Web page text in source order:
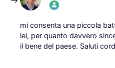
The Real Person Badge!
mi consenta una piccola
lei, per quanto davvero
il bene del paese. Saluti